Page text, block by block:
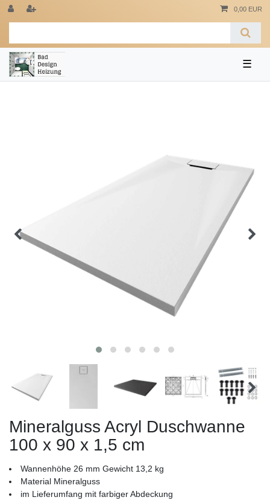
0,00 EUR
☰
Mineralguss Acryl Duschwanne
100 x 90 x 1,5 cm
Wannenhöhe 26 mm Gewicht 13,2 kg
Material Mineralguss
im Lieferumfang mit farbiger Abdeckung